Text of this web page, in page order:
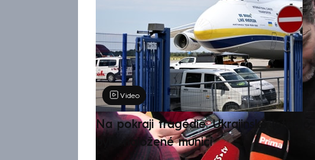
Video
Na pokraji tragédie: Ukrajinské
bylo naložené municí